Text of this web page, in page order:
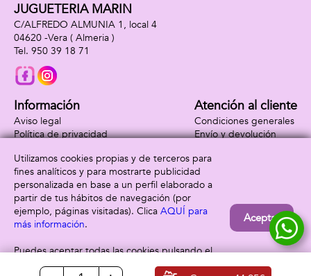
JUGUETERIA MARIN
C/ALFREDO ALMUNIA 1, local 4
04620 -Vera ( Almeria )
950 39 18 71
Información
Aviso legal
Política de privacidad
Atención al cliente
Condiciones generales
Envío y devolución
Formas de pago
Utilizamos cookies propias y de terceros para
fines analíticos y para mostrarte publicidad
personalizada en base a un perfil elaborado a
partir de tus hábitos de navegación (por
ejemplo, páginas visitadas). Clica AQUÍ para
más información.
Puedes aceptar todas las cookies pulsando el
botón “Aceptar” o configurarlas o rechazar su
Aceptar